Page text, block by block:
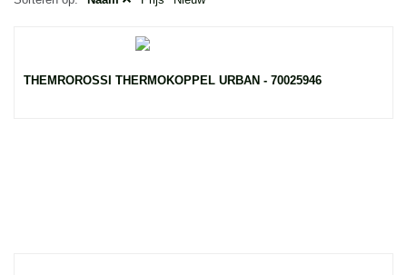
THEMROROSSI THERMOKOPPEL URBAN - 70025946